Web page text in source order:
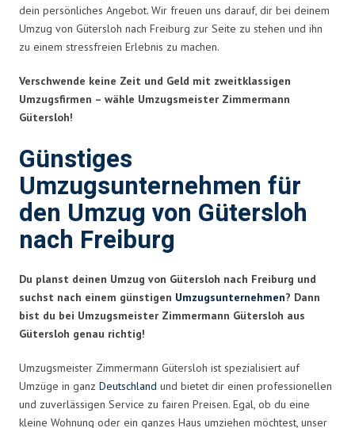
dein persönliches Angebot. Wir freuen uns darauf, dir bei deinem
Umzug von Gütersloh nach Freiburg zur Seite zu stehen und ihn
zu einem stressfreien Erlebnis zu machen.
Verschwende keine Zeit und Geld mit zweitklassigen
Umzugsfirmen – wähle Umzugsmeister Zimmermann
Gütersloh!
Günstiges
Umzugsunternehmen für
den Umzug von Gütersloh
nach Freiburg
Du planst deinen Umzug von Gütersloh nach Freiburg und
suchst nach einem günstigen Umzugsunternehmen? Dann
bist du bei Umzugsmeister Zimmermann Gütersloh aus
Gütersloh genau richtig!
Umzugsmeister Zimmermann Gütersloh ist spezialisiert auf
Umzüge in ganz Deutschland und bietet dir einen professionellen
und zuverlässigen Service zu fairen Preisen. Egal, ob du eine
kleine Wohnung oder ein ganzes Haus umziehen möchtest, unser